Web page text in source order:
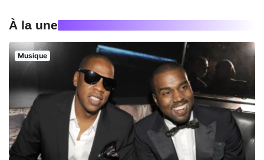
À la une
Musique